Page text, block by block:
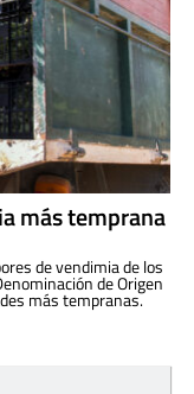
más temprana
de vendimia de los
de Origen
más tempranas.